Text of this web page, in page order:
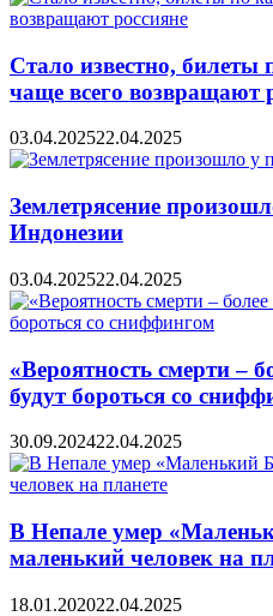
Стало известно,
чаще всего возвращают
03.04.202522.04.2025
Землетрясение
Индонезии
03.04.202522.04.2025
«Вероятность смерти –
будут бороться со
30.09.202422.04.2025
В Непале умер
маленький человек на
18.01.202022.04.2025